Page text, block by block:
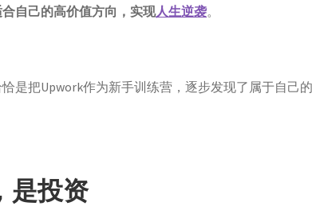
自己的高价值方向，实现人生逆袭。
是把Upwork作为新手训练营，逐步发现了属于自己
是投资